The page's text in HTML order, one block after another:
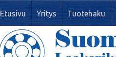
Etusivu Yritys Tuotehaku